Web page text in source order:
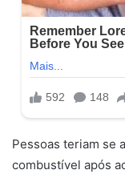
Pessoas teriam se
combustível após